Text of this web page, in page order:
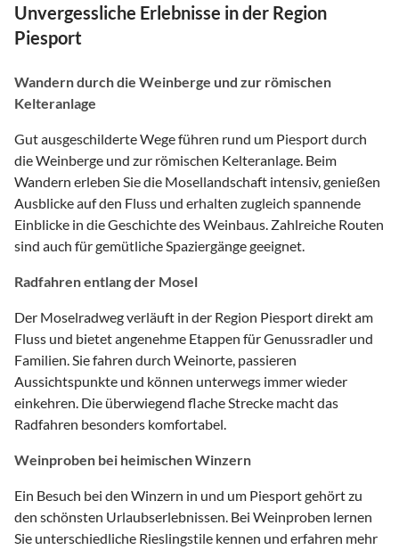
Unvergessliche Erlebnisse in der Region
Piesport
Wandern durch die Weinberge und zur römischen
Kelteranlage
Gut ausgeschilderte Wege führen rund um Piesport durch
die Weinberge und zur römischen Kelteranlage. Beim
Wandern erleben Sie die Mosellandschaft intensiv, genießen
Ausblicke auf den Fluss und erhalten zugleich spannende
Einblicke in die Geschichte des Weinbaus. Zahlreiche Routen
sind auch für gemütliche Spaziergänge geeignet.
Radfahren entlang der Mosel
Der Moselradweg verläuft in der Region Piesport direkt am
Fluss und bietet angenehme Etappen für Genussradler und
Familien. Sie fahren durch Weinorte, passieren
Aussichtspunkte und können unterwegs immer wieder
einkehren. Die überwiegend flache Strecke macht das
Radfahren besonders komfortabel.
Weinproben bei heimischen Winzern
Ein Besuch bei den Winzern in und um Piesport gehört zu
den schönsten Urlaubserlebnissen. Bei Weinproben lernen
Sie unterschiedliche Rieslingstile kennen und erfahren mehr